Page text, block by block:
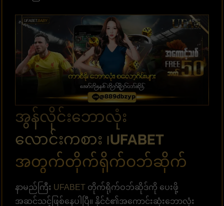
အွန်လိုင်းဘောလုံး
လောင်းကစား ၊UFABET
အတွက်တိုက်ရိုက်ဝဘ်ဆိုက်
နာမည်ကြီး UFABET တိုက်ရိုက်ဝဘ်ဆိုဒ်ကို ပေးဖို့
အဆင်သင့်ဖြစ်နေပါပြီ။ နိုင်ငံ၏အကောင်းဆုံးဘောလုံး